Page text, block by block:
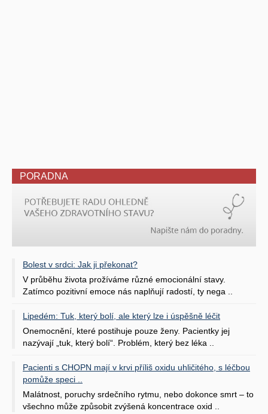
PORADNA
Bolest v srdci: Jak ji překonat?
V průběhu života prožíváme různé emocionální stavy.
Zatímco pozitivní emoce nás naplňují radostí, ty nega ..
Lipedém: Tuk, který bolí, ale který lze i úspěšně léčit
Onemocnění, které postihuje pouze ženy. Pacientky jej
nazývají „tuk, který bolí“. Problém, který bez léka ..
Pacienti s CHOPN mají v krvi příliš oxidu uhličitého, s léčbou
pomůže speci ..
Malátnost, poruchy srdečního rytmu, nebo dokonce smrt – to
všechno může způsobit zvýšená koncentrace oxid ..